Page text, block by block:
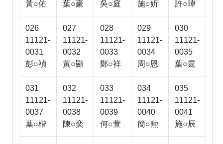
黃○佑
葉○豪
吳○庭
施○妡
許○瑋
026
11121-
0031
彭○禎
027
11121-
0032
黃○顯
028
11121-
0033
鄭○祥
029
11121-
0034
周○恩
030
11121-
0035
葉○霆
031
11121-
0037
葉○楷
032
11121-
0038
陳○奕
033
11121-
0039
何○萱
034
11121-
0040
簡○
035
11121-
0041
施○辰